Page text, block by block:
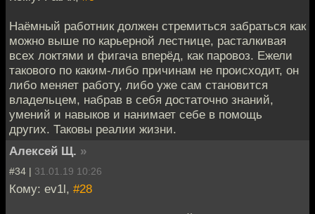
Наёмный работник должен стремиться забраться как
можно выше по карьерной лестнице, расталкивая
всех локтями и фигача вперёд, как паровоз. Ежели
такового по каким-либо причинам не происходит, он
либо меняет работу, либо уже сам становится
владельцем, набрав в себя достаточно знаний,
умений и навыков и нанимает себе в помощь
других. Таковы реалии жизни.
Алексей Щ. »
#34 | 31.01.19 10:26
Кому: ev1l, #28